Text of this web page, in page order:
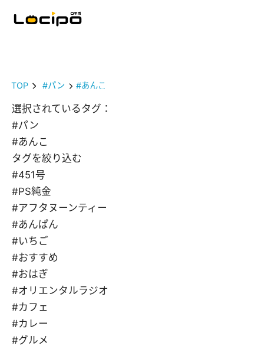
TOP #パン #あんこ
選択されているタグ：
#パン
#あんこ
タグを絞り込む
#451号
#PS純金
#アフタヌーンティー
#あんぱん
#いちご
#おすすめ
#おはぎ
#オリエンタルラジオ
#カフェ
#カレー
#グルメ